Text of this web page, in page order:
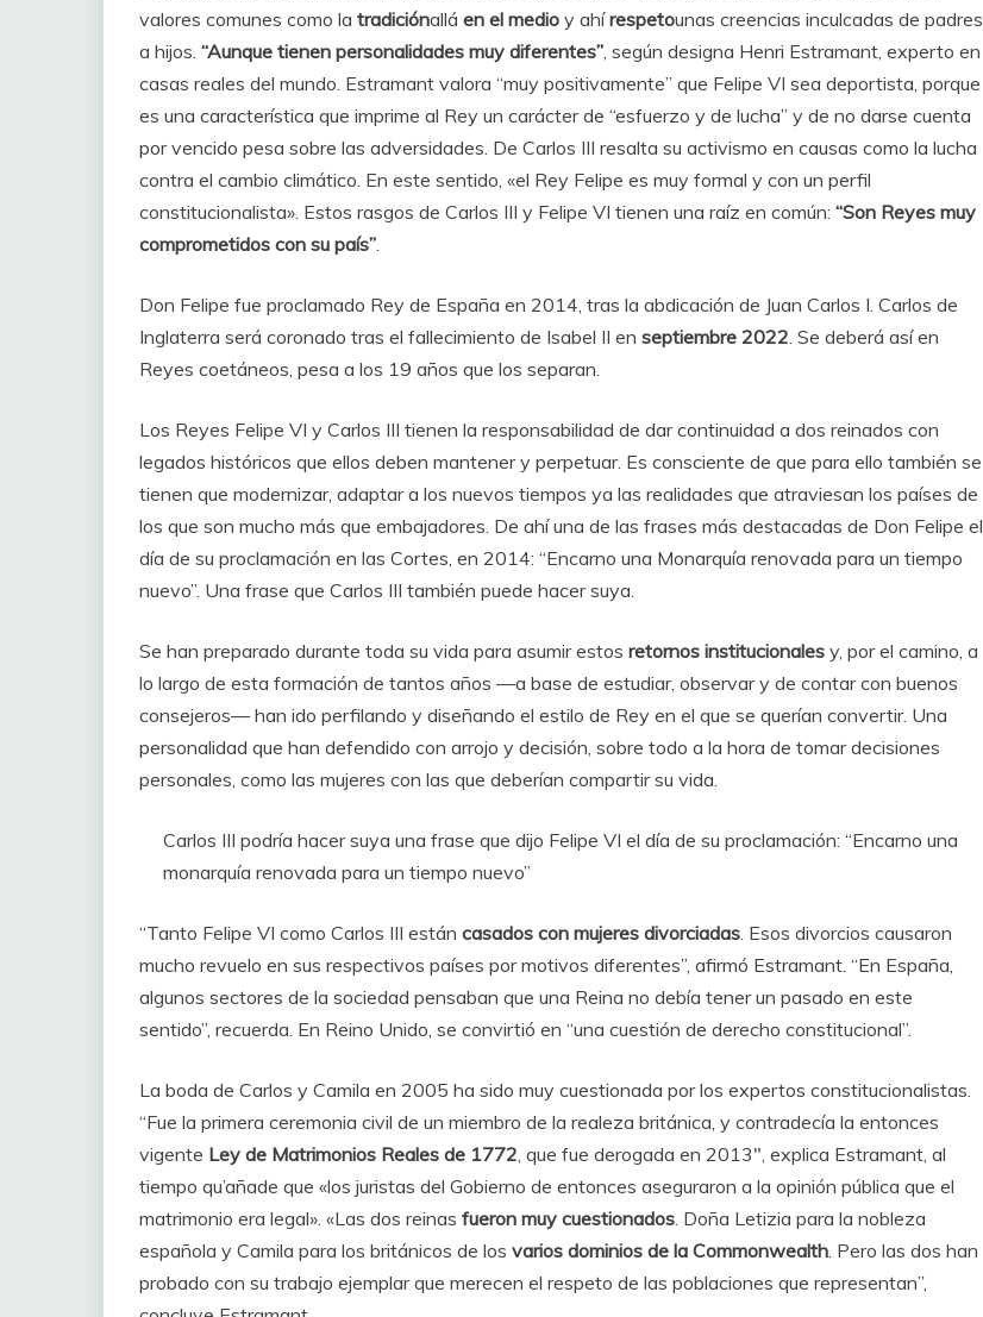
valores comunes como la tradiciónallá en el medio y ahírespetounas creencias inculcadas de padres
a hijos. “Aunque tienen personalidades muy diferentes” , según designa Henri Estramant, experto en
casas reales del mundo. Estramant valora “muy positivamente” que Felipe VI sea deportista, porque
es una característica que imprime al Rey un carácter de “esfuerzo y de lucha” y de no darse cuenta
por vencido pesa sobre las adversidades. De Carlos III resalta su activismo en causas como la lucha
contra el cambio climático. En este sentido, «el Rey Felipe es muy formal y con un perfil
constitucionalista». Estos rasgos de Carlos III y Felipe VI tienen una raíz en común: “Son Reyes muy
comprometidos con su país”
Don Felipe fue proclamado Rey de España en 2014, tras la abdicación de Juan Carlos I. Carlos de
Inglaterra será coronado tras el fallecimiento de Isabel II en septiembre 2022 . Se deberá así en
Reyes coetáneos, pesa a los 19 años que los separan.
Los Reyes Felipe VI y Carlos III tienen la responsabilidad de dar continuidad a dos reinados con
legados históricos que ellos deben mantener y perpetuar. Es consciente de que para ello también se
tienen que modernizar, adaptar a los nuevos tiempos ya las realidades que atraviesan los países de
los que son mucho más que embajadores. De ahí una de las frases más destacadas de Don Felipe el
día de su proclamación en las Cortes, en 2014: “Encarno una Monarquía renovada para un tiempo
nuevo”. Una frase que Carlos III también puede hacer suya.
Se han preparado durante toda su vida para asumir estos retornos institucionales y, por el camino, a
lo largo de esta formación de tantos años —a base de estudiar, observar y de contar con buenos
consejeros— han ido perfilando y diseñando el estilo de Rey en el que se querían convertir. Una
personalidad que han defendido con arrojo y decisión, sobre todo a la hora de tomar decisiones
personales, como las mujeres con las que deberían compartir su vida.
Carlos III podría hacer suya una frase que dijo Felipe VI el día de su proclamación: “Encarno una
monarquía renovada para un tiempo nuevo”
“Tanto Felipe VI como Carlos III están casados ​​con mujeres divorciadas . Esos divorcios causaron
mucho revuelo en sus respectivos países por motivos diferentes”, afirmó Estramant. “En España,
algunos sectores de la sociedad pensaban que una Reina no debía tener un pasado en este
sentido”, recuerda. En Reino Unido, se convirtió en “una cuestión de derecho constitucional”.
La boda de Carlos y Camila en 2005 ha sido muy cuestionada por los expertos constitucionalistas.
“Fue la primera ceremonia civil de un miembro de la realeza británica, y contradecía la entonces
vigente Ley de Matrimonios Reales de 1772 , que fue derogada en 2013″, explica Estramant, al
tiempo qu’añade que «los juristas del Gobierno de entonces aseguraron a la opinión pública que el
matrimonio era legal». «Las dos reinas fueron muy cuestionados . Doña Letizia para la nobleza
española y Camila para los británicos de los varios dominios de la Commonwealth . Pero las dos han
probado con su trabajo ejemplar que merecen el respeto de las poblaciones que representan”,